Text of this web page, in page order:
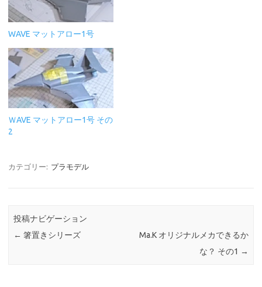
WAVE マットアロー1号
ＷAVE マットアロー1号 その
2
カテゴリー: プラモデル
投稿ナビゲーション
← 箸置きシリーズ
Ma.K オリジナルメカできるか
な？ その1 →